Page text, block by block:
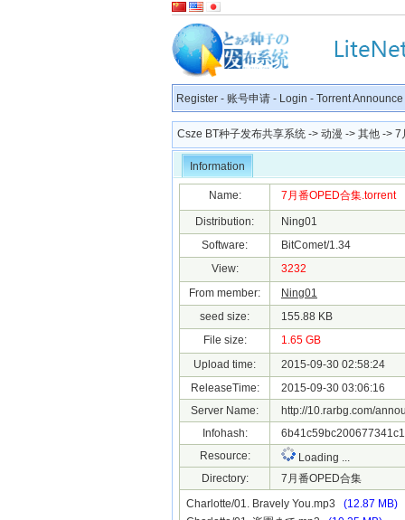
Register - 账号申请 - Login - Torrent Announce
Csze BT种子发布共享系统 -> 动漫 -> 其他 -> 7
Information
Name: 7月番OPED合集.torrent
Distribution:
Ning01
Software:
BitComet/1.34
View:
3232
From member:
Ning01
seed size:
155.88 KB
File size:
1.65 GB
Upload time:
2015-09-30 02:58:24
ReleaseTime:
2015-09-30 03:06:16
Server Name:
http://10.rarbg.com/
Infohash:
Resource:
Loading ...
Directory:
7月番OPED合集
Charlotte/01. Bravely You.mp3 (12.87 MB)